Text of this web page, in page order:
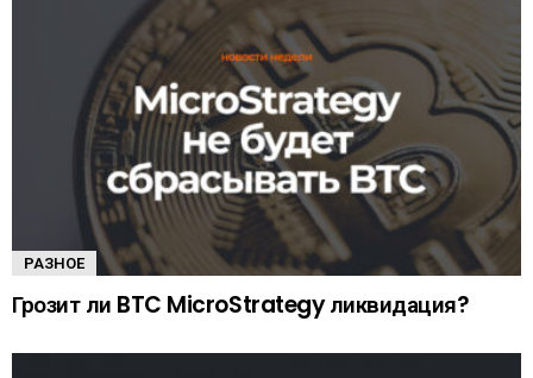
РАЗНОЕ
Грозит ли BTC MicroStrategy ликвидация?